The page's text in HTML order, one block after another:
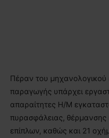
Πέραν του μηχανολογικού
παραγωγής υπάρχει
απαραίτητες Η/Μ
πυρασφάλειας, θέρμανσης
επίπλων, καθώς και 21